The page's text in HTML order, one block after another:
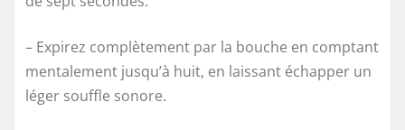
– Expirez complètement par la bouche en comptant
mentalement jusqu’à huit, en laissant échapper un
léger souffle sonore.